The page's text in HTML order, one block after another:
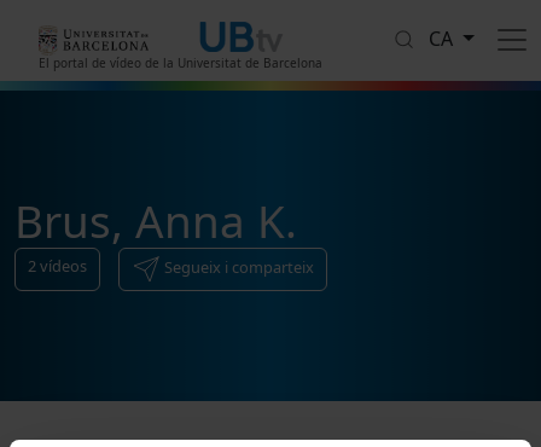
El portal de vídeo de la Universitat de Barcelona
CA
Brus, Anna K.
2vídeos Segueix i comparteix